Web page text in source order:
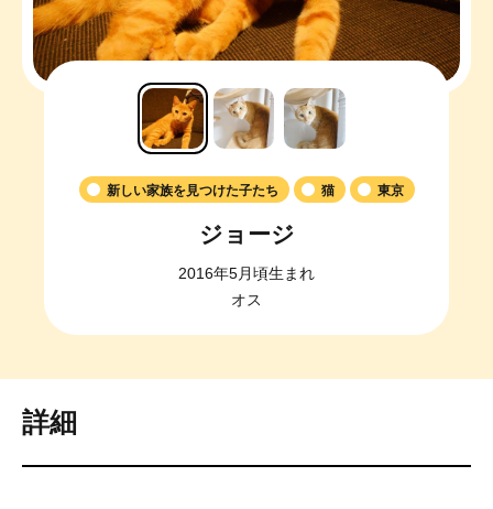
新しい家族を見つけた子たち 猫 東京
ジョージ
2016年5月頃生まれ
オス
詳細